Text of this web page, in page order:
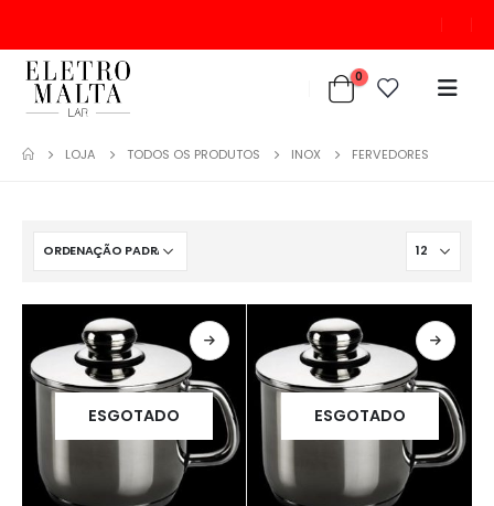
0
LOJA TODOS OS PRODUTOS INOX FERVEDORES
ESGOTADO ESGOTADO